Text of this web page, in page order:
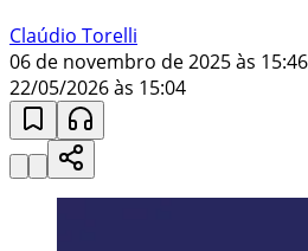
Claúdio Torelli
06 de novembro de 2025 às 15:46
22/05/2026 às 15:04